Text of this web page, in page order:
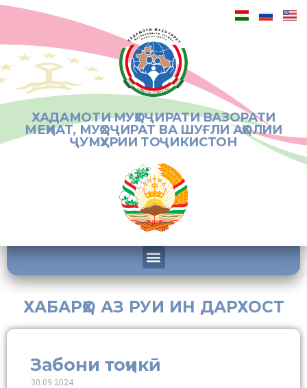
ХАДАМОТИ МУҲОҶИРАТИ ВАЗОРАТИ
МЕҲНАТ, МУҲОҶИРАТ ВА ШУҒЛИ АҲОЛИИ
ҶУМҲУРИИ ТОҶИКИСТОН
ХАБАРҲО АЗ РУИ ИН ДАРХОСТ
Забони тоҷикӣ
30.09.2024